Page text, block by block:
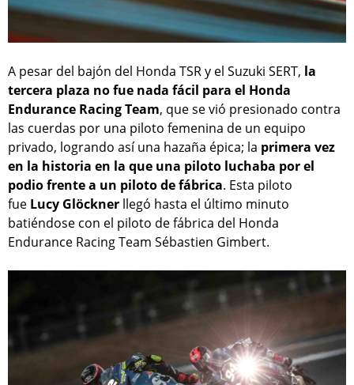
A pesar del bajón del Honda TSR y el Suzuki SERT, la
tercera plaza no fue nada fácil para el Honda
Endurance Racing Team, que se vió presionado contra
las cuerdas por una piloto femenina de un equipo
privado, logrando así una hazaña épica; la primera vez
en la historia en la que una piloto luchaba por el
podio frente a un piloto de fábrica. Esta piloto
fue Lucy Glöckner llegó hasta el último minuto
batiéndose con el piloto de fábrica del Honda
Endurance Racing Team Sébastien Gimbert.